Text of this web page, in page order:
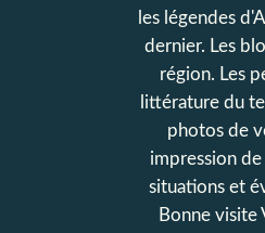
les légendes
dernier. Les
région. Les
littérature du
photos de
impression
situations et
Bonne visite